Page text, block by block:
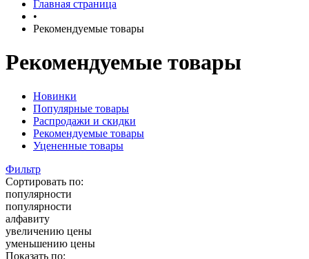
Главная страница
•
Рекомендуемые товары
Рекомендуемые товары
Новинки
Популярные товары
Распродажи и скидки
Рекомендуемые товары
Уцененные товары
Фильтр
Сортировать по:
популярности
популярности
алфавиту
увеличению цены
уменьшению цены
Показать по: